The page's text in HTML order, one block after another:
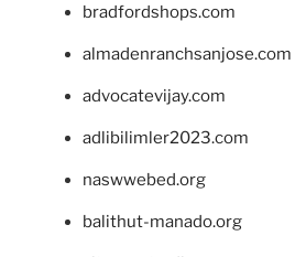
bradfordshops.com
almadenranchsanjose.com
advocatevijay.com
adlibilimler2023.com
naswwebed.org
balithut-manado.org